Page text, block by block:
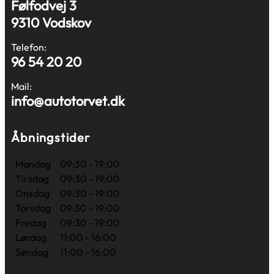
Følfodvej 3
9310 Vodskov
Telefon:
96 54 20 20
Mail:
info@autotorvet.dk
Åbningstider
Mandag
09:30 - 19:00
Tirsdag
09:30 - 19:00
Onsdag
09:30 - 19:00
Torsdag
09:30 - 19:00
Fredag
09:30 - 19:00
Lørdag
11:00 - 16:00
Søndag
11:00 - 16:00